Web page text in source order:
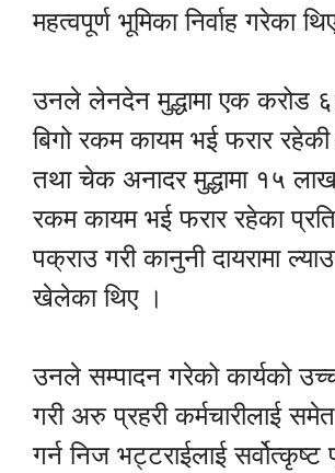
महत्वपूर्ण भूमिका निर्वाह गरेका
उनले लेनदेन मुद्धामा एक करोड
बिगो रकम कायम भई फरार रहेकी
तथा चेक अनादर मुद्धामा १५
रकम कायम भई फरार रहेका
पक्राउ गरी कानुनी दायरामा
खेलेका थिए ।
उनले सम्पादन गरेको कार्यको
गरी अरु प्रहरी कर्मचारीलाई
गर्न निज भट्टराईलाई सर्वोत्कृष्ट